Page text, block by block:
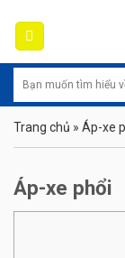
content
Trang chủ » Áp-xe
Áp-xe phổi